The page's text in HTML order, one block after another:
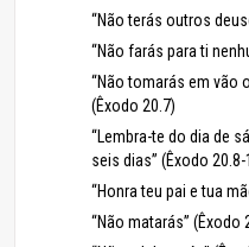
“Não terás outros
“Não farás para ti
“Não tomarás em vão
(Êxodo 20.7)
“Lembra-te do dia de
seis dias” (Êxodo 20.8-
“Honra teu pai e tua
“Não matarás” (Êxodo